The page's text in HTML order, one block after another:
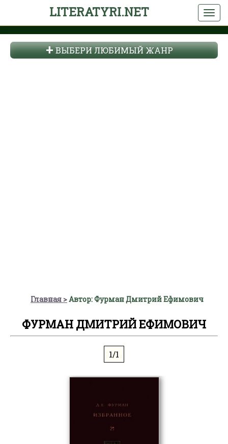
LITERATYRI.NET
ВЫБЕРИ ЛЮБИМЫЙ ЖАНР
Главная Автор: Фурман Дмитрий Ефимович
ФУРМАН ДМИТРИЙ ЕФИМОВИЧ
1/1